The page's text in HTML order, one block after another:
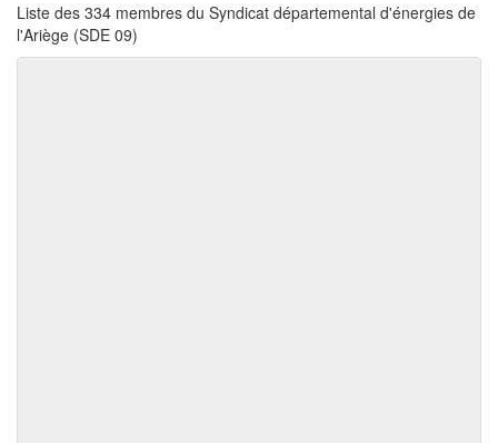
Liste des 334 membres du Syndicat départemental d'énergies de
l'Ariège (SDE 09)